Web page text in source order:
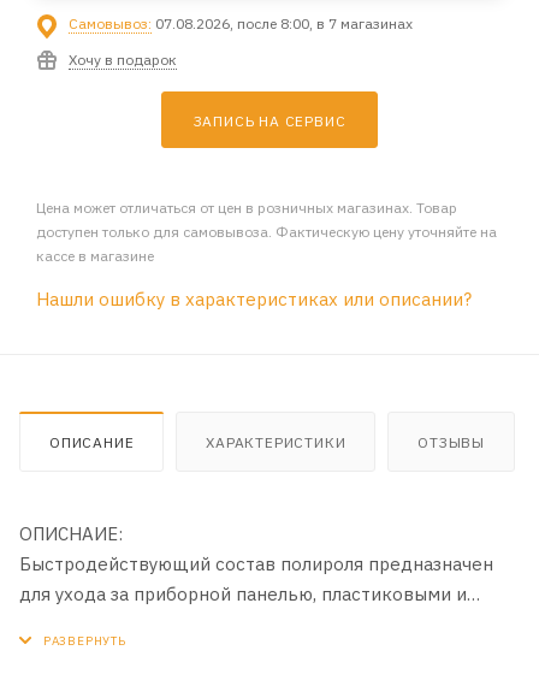
Самовывоз: 07.08.2026, после 8:00, в 7 магазинах
Хочу в подарок
ЗАПИСЬ НА СЕРВИС
Цена может отличаться от цен в розничных магазинах. Товар
доступен только для самовывоза. Фактическую цену уточняйте на
кассе в магазине
Нашли ошибку в характеристиках или описании?
ОПИСАНИЕ ХАРАКТЕРИСТИКИ ОТЗЫВЫ
ОПИСНАИЕ:
Быстродействующий состав полироля предназначен
для ухода за приборной панелью, пластиковыми и